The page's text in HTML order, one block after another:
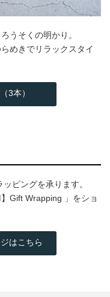
うそくの明かり。
めきでリラックスタイ
3本）
ピングを承ります。
Gift Wrapping 」をショ
はこちら